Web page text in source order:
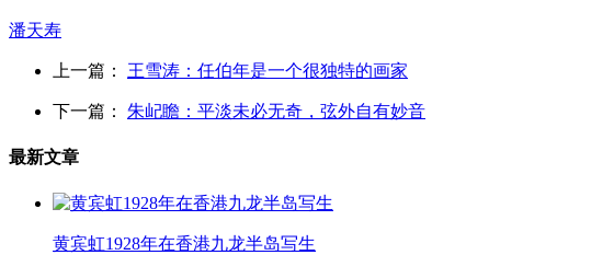
潘天寿
上一篇： 王雪涛：任伯年是一个很独特的画家
下一篇： 朱屺瞻：平淡未必无奇，弦外自有妙音
最新文章
黄宾虹1928年在香港九龙半岛写生